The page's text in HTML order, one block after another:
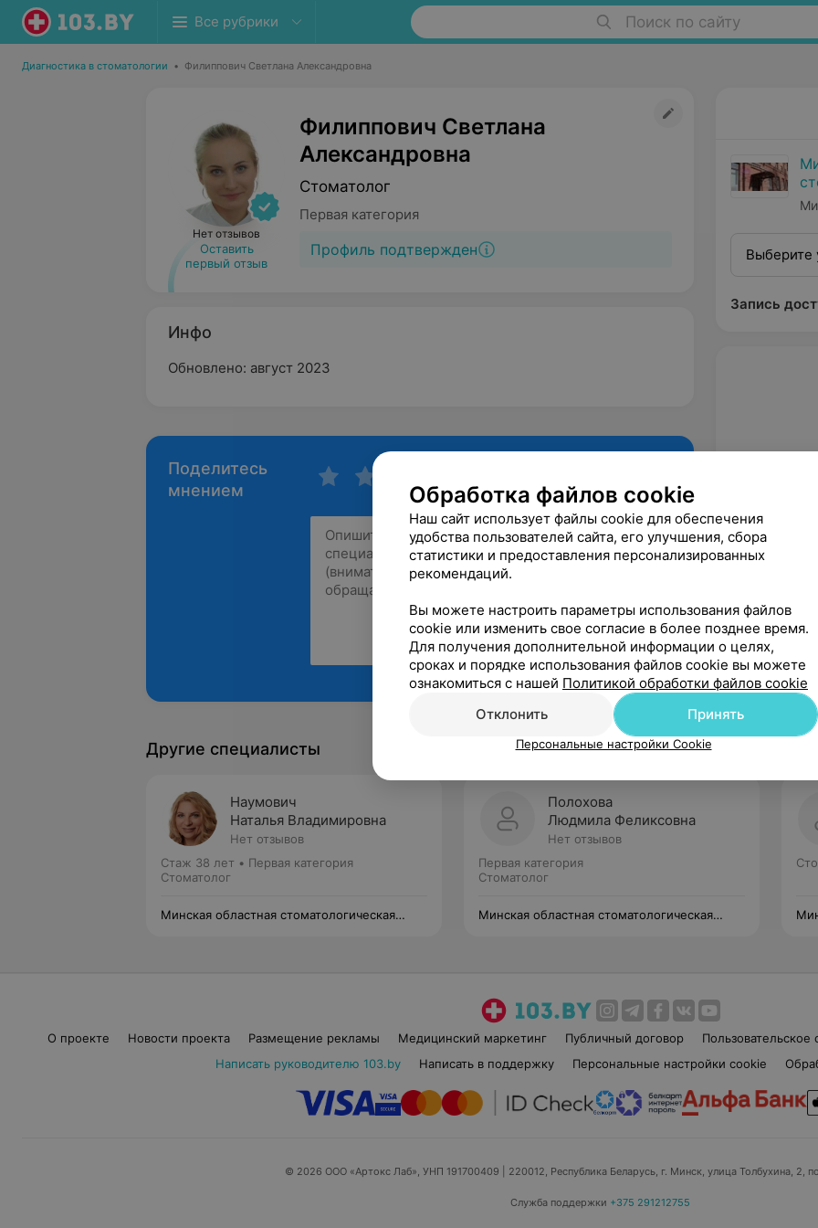
Все рубрики Поиск по сайту
Диагностика в стоматологии • Филиппович Светлана Александровна
Нет отзывов
Оставить
первый отзыв
Филиппович Светлана
Александровна
Стоматолог
Первая категория
Профиль подтвержден
Инфо
Обновлено: август 2023
Поделитесь
мнением
Рекомендую
Выберите
Запись
Другие специалисты
Наумович
Наталья Владимировна
Нет отзывов
Стаж 38 лет • Первая категория
Стоматолог
Минская областная стоматологическая
Полохова
Людмила Феликсовна
Нет отзывов
Первая категория
Стоматолог
Минская областная стоматологическая
О проекте Новости проекта Размещение рекламы Медицинский маркетинг Публичный договор Пользовательское
Написать руководителю 103.by
Написать в поддержку Персональные настройки cookie
© 2026 ООО «Артокс Лаб», УНП 191700409 | 220012, Республика Беларусь, г. Минск, улица Толбухина, 2,
Служба поддержки +375 291212755
Обработка файлов cookie
Наш сайт использует файлы cookie для обеспечения
удобства пользователей сайта, его улучшения, сбора
статистики и предоставления персонализированных
рекомендаций.
Вы можете настроить параметры использования файлов
cookie или изменить свое согласие в более позднее время.
Для получения дополнительной информации о целях,
сроках и порядке использования файлов cookie вы можете
ознакомиться с нашей Политикой обработки файлов cookie
Отклонить
Принять
Персональные настройки Cookie